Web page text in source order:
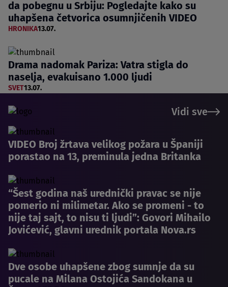
da pobegnu u Srbiju: Pogledajte kako su
uhapšena četvorica osumnjičenih VIDEO
HRONIKA13.07.
Drama nadomak Pariza: Vatra stigla do
naselja, evakuisano 1.000 ljudi
SVET13.07.
Vidi sve
VIDEO Broj žrtava velikog požara u Španiji
porastao na 13, preminula jedna Britanka
“Šest godina naš urednički pravac se nije
pomerio ni milimetar. Ako se promeni - to
nije taj sajt, to nisu ti ljudi”: Govori Mihailo
Jovićević, glavni urednik portala Nova.rs
Dve osobe uhapšene zbog sumnje da su
pucale na Milana Ostojića Sandokana u